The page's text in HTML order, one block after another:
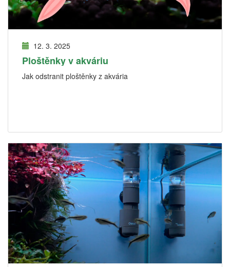
12. 3. 2025
Ploštěnky v akváriu
Jak odstranit ploštěnky z akvária